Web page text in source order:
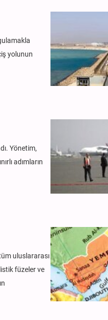
yolunun
Yönetim,
adımların
uluslararası
füzeler ve